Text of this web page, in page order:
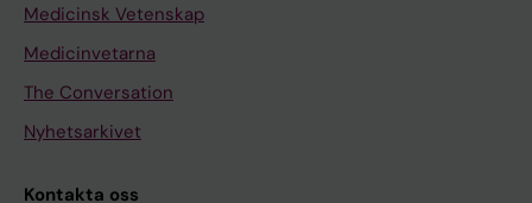
Medicinsk Vetenskap
Medicinvetarna
The Conversation
Nyhetsarkivet
Kontakta oss